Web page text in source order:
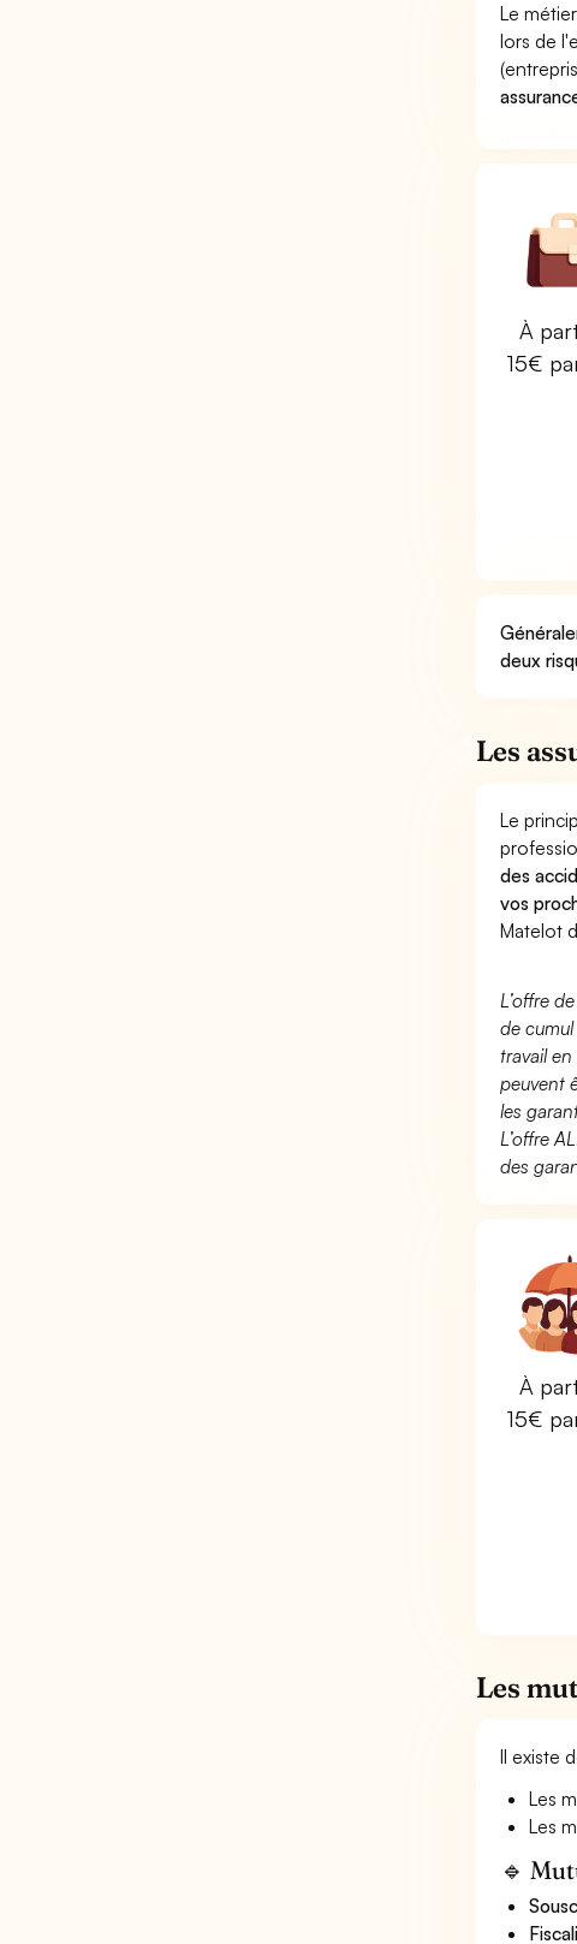
Le
lors de
À
15€
deux
Les
Le
des
vos
Matelot
L’offre
de
travail
peuvent
les
L’offre
des
À
15€
Les
Il existe
Les
Les
🔹